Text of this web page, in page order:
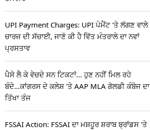
UPI Payment Charges: UPI ਪੇਮੈਂਟ 'ਤੇ ਲੱਗਣ ਵਾਲੇ
ਚਾਰਜ ਦੀ ਸੱਚਾਈ, ਜਾਣੋ ਕੀ ਹੈ ਵਿੱਤ ਮੰਤਰਾਲੇ ਦਾ ਨਵਾਂ
ਪ੍ਰਸਤਾਵ
ਪੈਸੇ ਲੈ ਕੇ ਵੇਚਦੇ ਸਨ ਟਿਕਟਾਂ... ਹੁਣ ਨਹੀਂ ਮਿਲ ਰਹੇ
ਬੰਦੇ...ਕਾਂਗਰਸ ਦੇ ਕਲੇਸ਼ 'ਤੇ AAP MLA ਗੋਲਡੀ ਕੰਬੋਜ ਦਾ
ਤਿੱਖਾ ਤੰਜ
FSSAI Action: FSSAI ਦਾ ਮਸ਼ਹੂਰ ਸ਼ਰਾਬ ਬ੍ਰਾਂਡਸ 'ਤੇ